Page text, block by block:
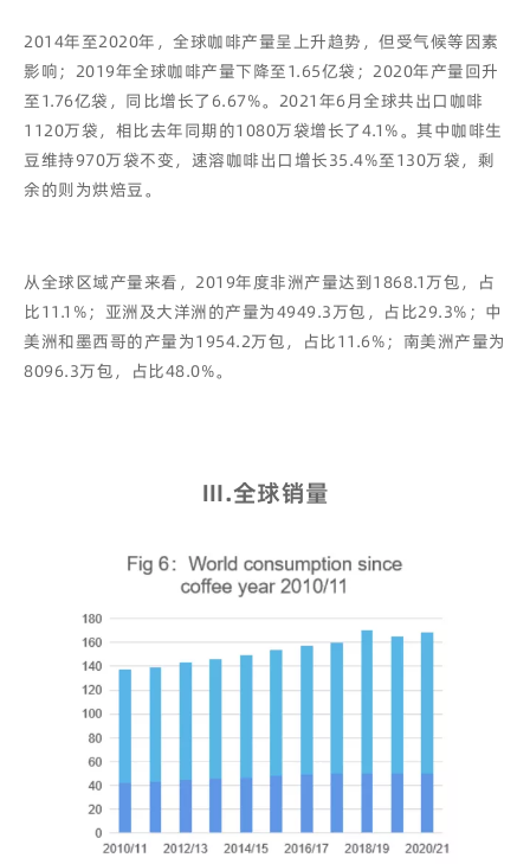
2014年至2020年，全球咖啡产量呈上升趋势，但受气候等因素
影响；2019年全球咖啡产量下降至1.65亿袋；2020年产量回升
至1.76亿袋，同比增长了6.67%。2021年6月全球共出口咖啡
1120万袋，相比去年同期的1080万袋增长了4.1%。其中咖啡生
豆维持970万袋不变，速溶咖啡出口增长35.4%至130万袋，剩
余的则为烘焙豆。
从全球区域产量来看，2019年度非洲产量达到1868.1万包，占
比11.1%；亚洲及大洋洲的产量为4949.3万包，占比29.3%；中
美洲和墨西哥的产量为1954.2万包，占比11.6%；南美洲产量为
8096.3万包，占比48.0%。
Ⅲ.全球销量